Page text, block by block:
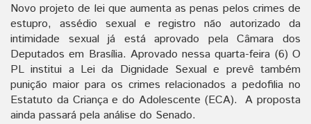
Novo projeto de lei que aumenta as penas pelos crimes de
estupro, assédio sexual e registro não autorizado da
intimidade sexual já está aprovado pela Câmara dos
Deputados em Brasília. Aprovado nessa quarta-feira (6) O
PL institui a Lei da Dignidade Sexual e prevê também
punição maior para os crimes relacionados a pedofilia no
Estatuto da Criança e do Adolescente (ECA). A proposta
ainda passará pela análise do Senado.